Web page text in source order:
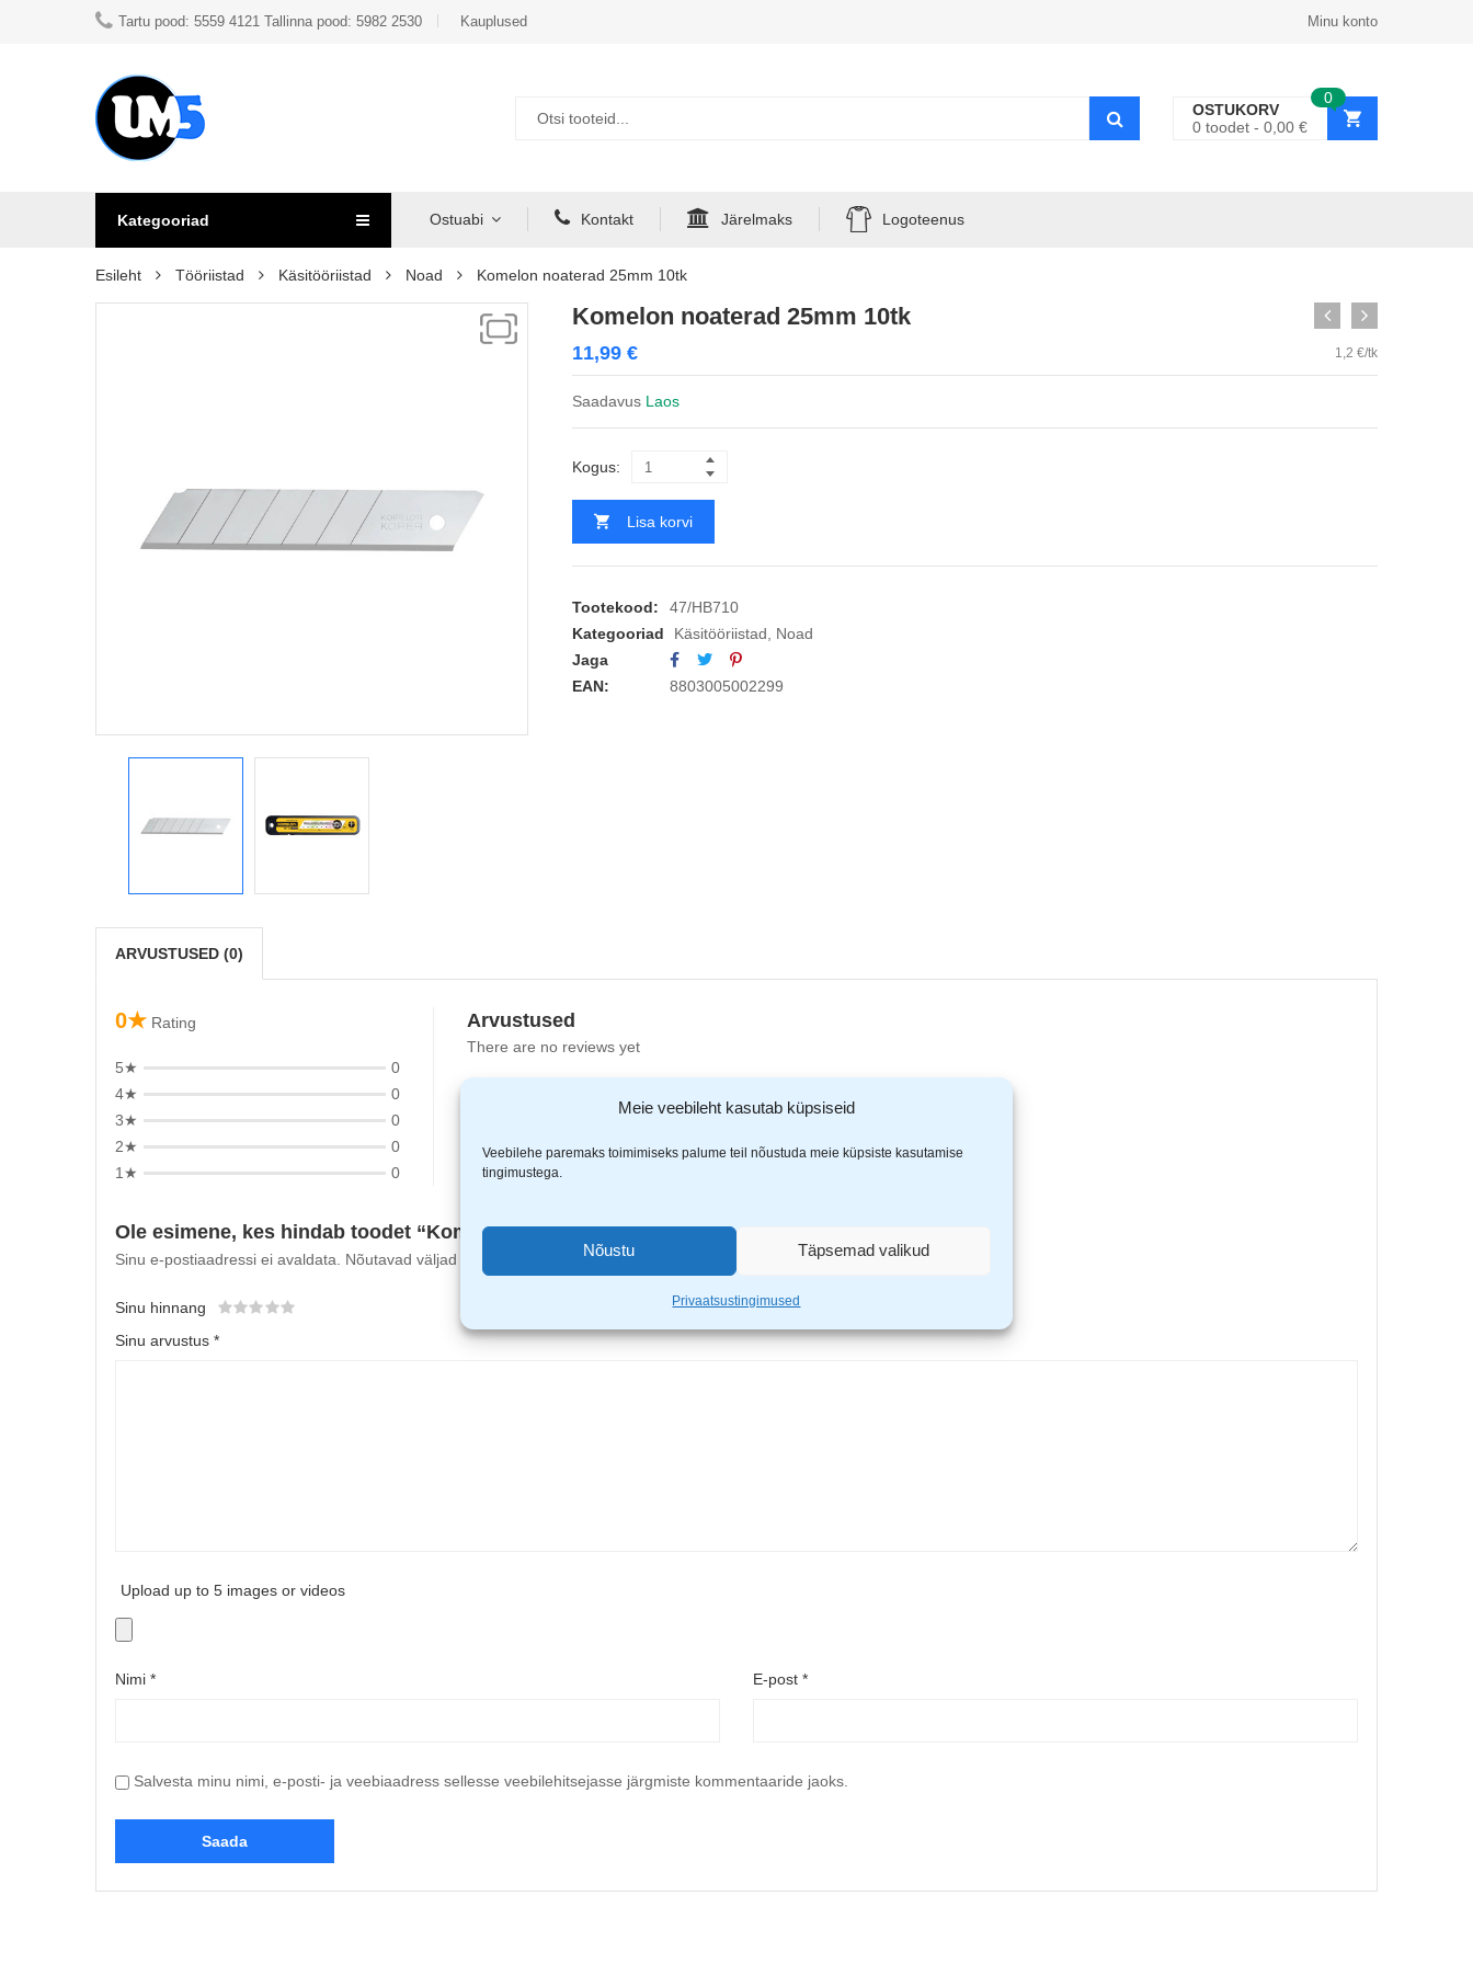
Meie veebileht kasutab küpsiseid
Veebilehe paremaks toimimiseks palume teil nõustuda meie küpsiste kasutamise
tingimustega.
Nõustu Täpsemad valikud
Privaatsustingimused
Tartu pood: 5559 4121 Tallinna pood: 5982 2530 Kauplused Minu konto
0
OSTUKORV
0 toodet 0,00 €
Kategooriad Ostuabi Kontakt Järelmaks Logoteenus
Esileht Tööriistad Käsitööriistad Noad Komelon noaterad 25mm 10tk
Komelon noaterad 25mm 10tk
11,99 € 1,2 €/tk
Saadavus Laos
Kogus:
Lisa korvi
Tootekood:
47/HB710
Kategooriad
Käsitööriistad, Noad
Jaga
EAN:
8803005002299
ARVUSTUSED (0)
0★ Rating
5★
0
4★
0
3★
0
2★
0
1★
0
Arvustused
There are no reviews yet
Ole esimene, kes hindab toodet “Komelon noaterad 25mm 10tk”
Sinu e-postiaadressi ei avaldata. Nõutavad väljad on tähistatud
Sinu hinnang
Sinu arvustus *
Upload up to 5 images or videos
Nimi * E-post *
Salvesta minu nimi, e-posti- ja veebiaadress sellesse veebilehitsejasse järgmiste kommentaaride jaoks.